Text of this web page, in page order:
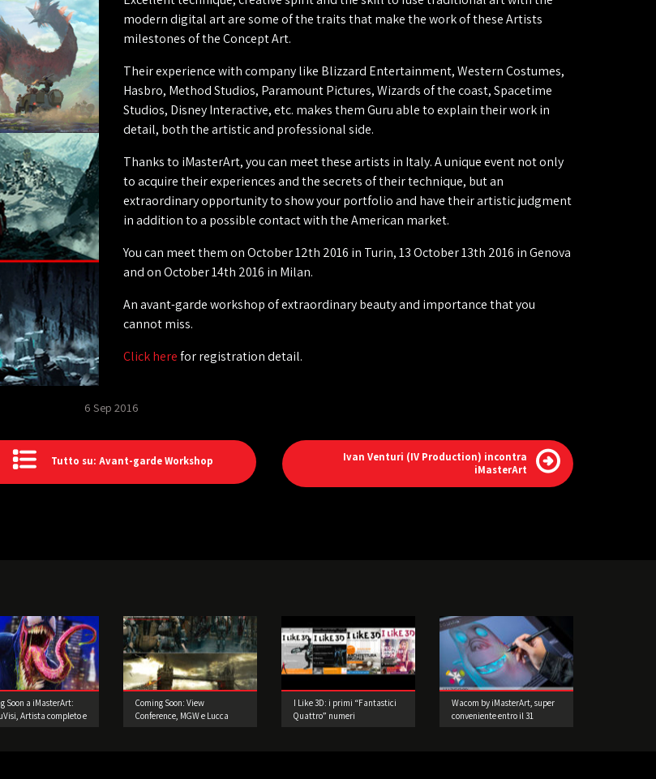
modern digital art are some of the traits that make the work of these Artists
milestones of the Concept Art.
Their experience with company like Blizzard Entertainment, Western Costumes,
Hasbro, Method Studios, Paramount Pictures, Wizards of the coast, Spacetime
Studios, Disney Interactive, etc. makes them Guru able to explain their work in
detail, both the artistic and professional side.
Thanks to iMasterArt, you can meet these artists in Italy. A unique event not only
to acquire their experiences and the secrets of their technique, but an
extraordinary opportunity to show your portfolio and have their artistic judgment
in addition to a possible contact with the American market.
You can meet them on October 12th 2016 in Turin, 13 October 13th 2016 in Genova
and on October 14th 2016 in Milan.
An avant-garde workshop of extraordinary beauty and importance that you
cannot miss.
Click herefor registration detail.
6 Sep 2016
Tutto su: Avant-garde Workshop
Ivan Venturi (IV Production) incontra
iMasterArt
Soon a iMasterArt:
Artista completo e
Coming Soon: View
Conference, MGW e Lucca
I Like 3D: i primi “Fantastici
Quattro” numeri
Wacom by iMasterArt, super
conveniente entro il 31